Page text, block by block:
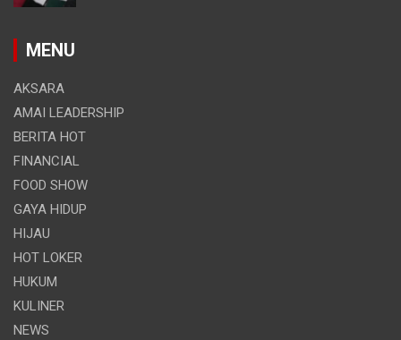
MENU
AKSARA
AMAI LEADERSHIP
BERITA HOT
FINANCIAL
FOOD SHOW
GAYA HIDUP
HIJAU
HOT LOKER
HUKUM
KULINER
NEWS